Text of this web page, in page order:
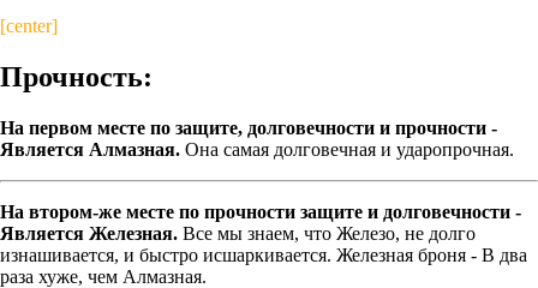
[center]
Прочность:
На первом месте по защите, долговечности и прочности -
Является Алмазная. Она самая долговечная и ударопрочная.
На втором-же месте по прочности защите и долговечности -
Является Железная. Все мы знаем, что Железо, не долго
изнашивается, и быстро исшаркивается. Железная броня - В два
раза хуже, чем Алмазная.